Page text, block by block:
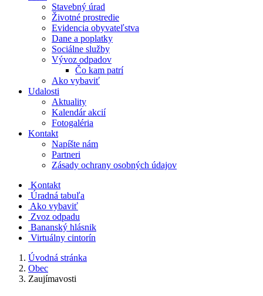
Stavebný úrad
Životné prostredie
Evidencia obyvateľstva
Dane a poplatky
Sociálne služby
Vývoz odpadov
Čo kam patrí
Ako vybaviť
Udalosti
Aktuality
Kalendár akcií
Fotogaléria
Kontakt
Napíšte nám
Partneri
Zásady ochrany osobných údajov
Kontakt
Úradná tabuľa
Ako vybaviť
Zvoz odpadu
Bananský hlásnik
Virtuálny cintorín
Úvodná stránka
Obec
Zaujímavosti